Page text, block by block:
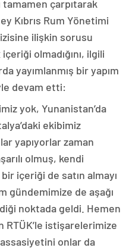
tamamen çarpıtarak
Kıbrıs Rum Yönetimi
ilişkin sorusu
olmadığını, ilgili
yayımlanmış bir yapım
devam etti:
yok, Yunanistan’da
ekibimiz
yapıyorlar zaman
olmuş, kendi
içeriği de satın almayı
gündemimize de aşağı
noktada geldi. Hemen
istişarelerimize
onlar da